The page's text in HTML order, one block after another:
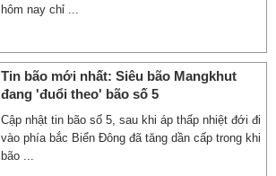
hôm nay chỉ ...
Tin bão mới nhất: Siêu bão Mangkhut
đang 'đuổi theo' bão số 5
Cập nhật tin bão số 5, sau khi áp thấp nhiệt đới đi
vào phía bắc Biển Đông đã tăng dần cấp trong khi
bão ...